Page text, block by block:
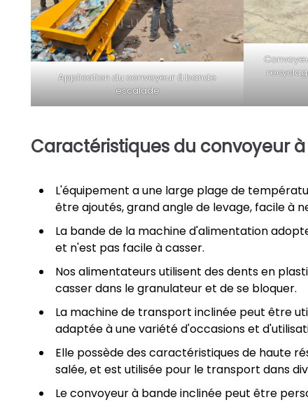
Application du convoyeur à bande
escalade
Caractéristiques du convoyeur
L'équipement a une large plage de
être ajoutés, grand angle de levage, facile à
La bande de la machine d'alimentation
et n'est pas facile à casser.
Nos alimentateurs utilisent des dents en
casser dans le granulateur et de se bloquer.
La machine de transport inclinée peut être
adaptée à une variété d'occasions et
Elle possède des caractéristiques de haute
salée, et est utilisée pour le transport dans
Le convoyeur à bande inclinée peut être